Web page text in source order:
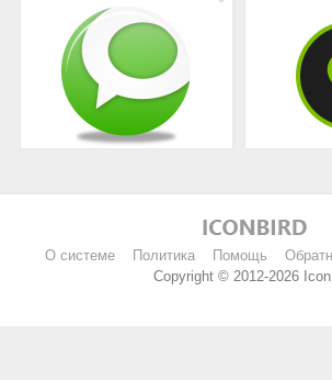
О системе Политика Помощь
Copyright © 2012-2026